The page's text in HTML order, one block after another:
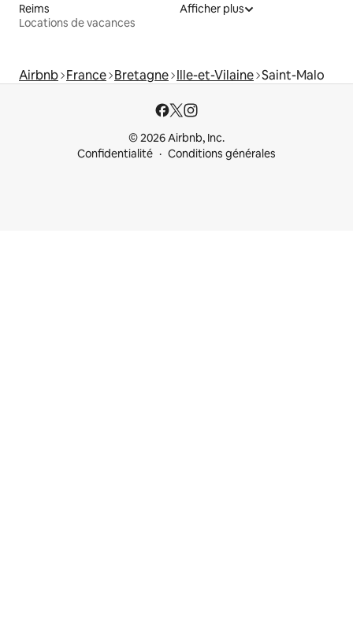
Reims
Locations de vacances
Afficher plus
Airbnb France Bretagne Ille-et-Vilaine Saint-Malo
© 2026 Airbnb, Inc.
Confidentialité
Conditions générales